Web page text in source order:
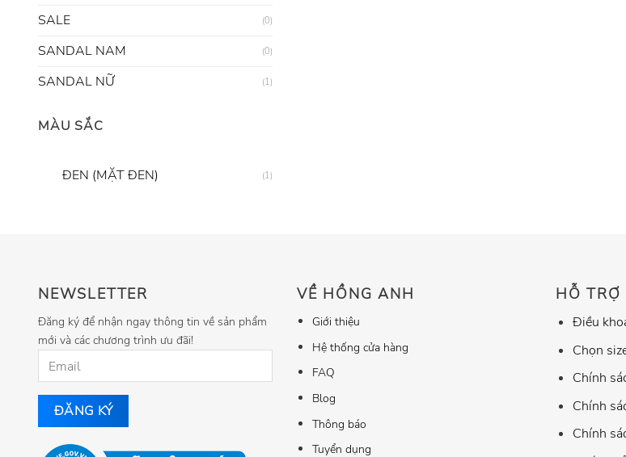
SALE (0)
SANDAL NAM (0)
SANDAL NỮ (1)
MÀU SẮC
ĐEN (MẶT ĐEN) (1)
NEWSLETTER
Đăng ký để nhận ngay thông tin về sản phẩm
mới và các chương trình ưu đãi!
VỀ HỒNG ANH
Giới thiệu
Hệ thống cửa hàng
FAQ
Blog
Thông báo
Tuyển dụng
HỖ
Điều
Chọn
Chính
Chính
Chính